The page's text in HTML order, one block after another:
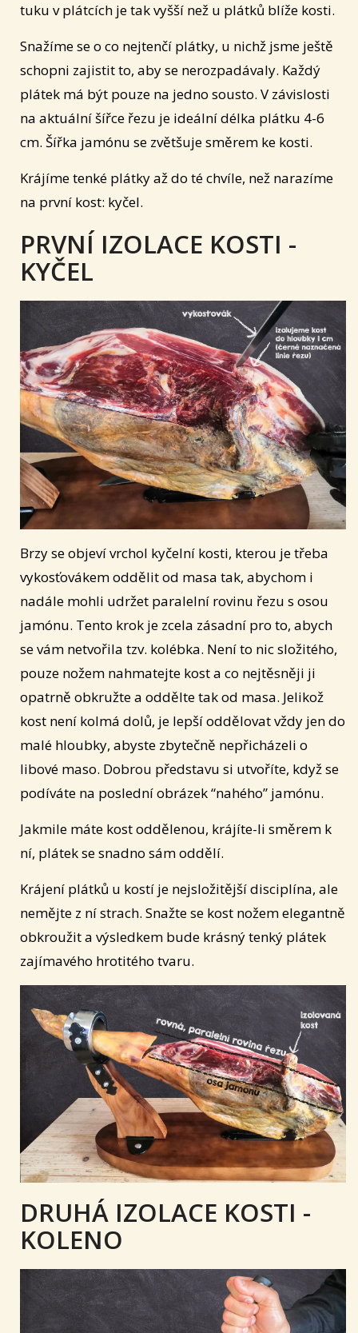
tuku v plátcích je tak vyšší než u plátků blíže kosti.
Snažíme se o co nejtenčí plátky, u nichž jsme ještě
schopni zajistit to, aby se nerozpadávaly. Každý
plátek má být pouze na jedno sousto. V závislosti
na aktuální šířce řezu je ideální délka plátku 4-6
cm. Šířka jamónu se zvětšuje směrem ke kosti.
Krájíme tenké plátky až do té chvíle, než narazíme
na první kost: kyčel.
PRVNÍ IZOLACE KOSTI -
KYČEL
Brzy se objeví vrchol kyčelní kosti, kterou je třeba
vykosťovákem oddělit od masa tak, abychom i
nadále mohli udržet paralelní rovinu řezu s osou
jamónu. Tento krok je zcela zásadní pro to, abych
se vám netvořila tzv. kolébka. Není to nic složitého,
pouze nožem nahmatejte kost a co nejtěsněji ji
opatrně obkružte a oddělte tak od masa. Jelikož
kost není kolmá dolů, je lepší oddělovat vždy jen do
malé hloubky, abyste zbytečně nepřicházeli o
libové maso. Dobrou představu si utvoříte, když se
podíváte na poslední obrázek “nahého” jamónu.
Jakmile máte kost oddělenou, krájíte-li směrem k
ní, plátek se snadno sám oddělí.
Krájení plátků u kostí je nejsložitější disciplína, ale
nemějte z ní strach. Snažte se kost nožem elegantně
obkroužit a výsledkem bude krásný tenký plátek
zajímavého hrotitého tvaru.
DRUHÁ IZOLACE KOSTI -
KOLENO